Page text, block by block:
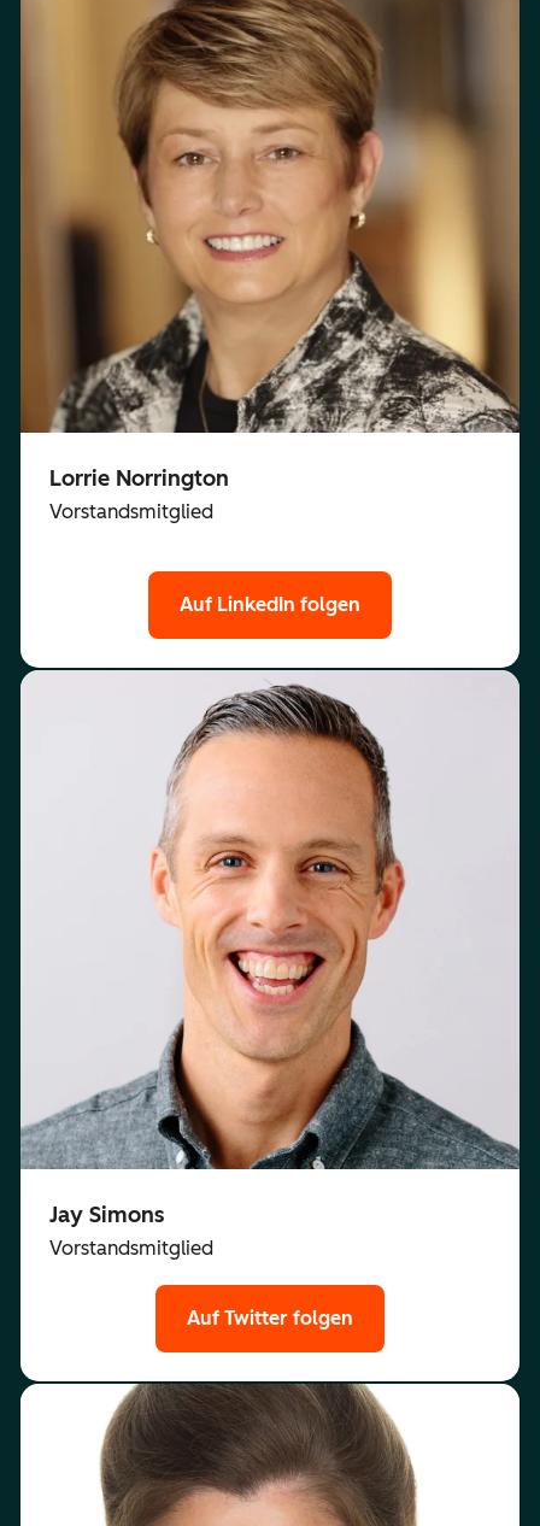
Lorrie Norrington
Vorstandsmitglied
Auf LinkedIn folgen
Jay Simons
Vorstandsmitglied
Auf Twitter folgen